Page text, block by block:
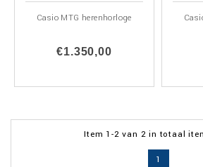
Casio MTG herenhorloge
€1.350,00
Item 1-2 van 2 in totaal
1